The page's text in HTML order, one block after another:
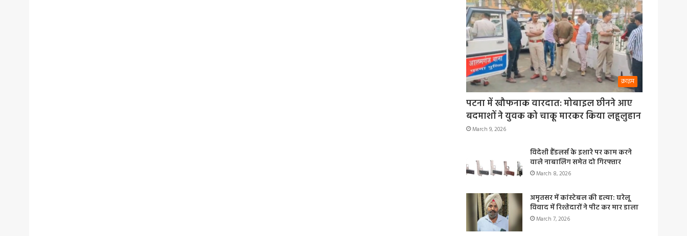
क्राइम
पटना में खौफनाक वारदात: मोबाइल छीनने आए
बदमाशों ने युवक को चाकू मारकर किया लहूलुहान
March 9, 2026
विदेशी हैंडलर्स के इशारे पर काम करने
वाले नाबालिग समेत दो गिरफ्तार
March 8, 2026
अमृतसर में कांस्टेबल की हत्या: घरेलू
विवाद में रिश्तेदारों ने पीट कर मार डाला
March 7, 2026